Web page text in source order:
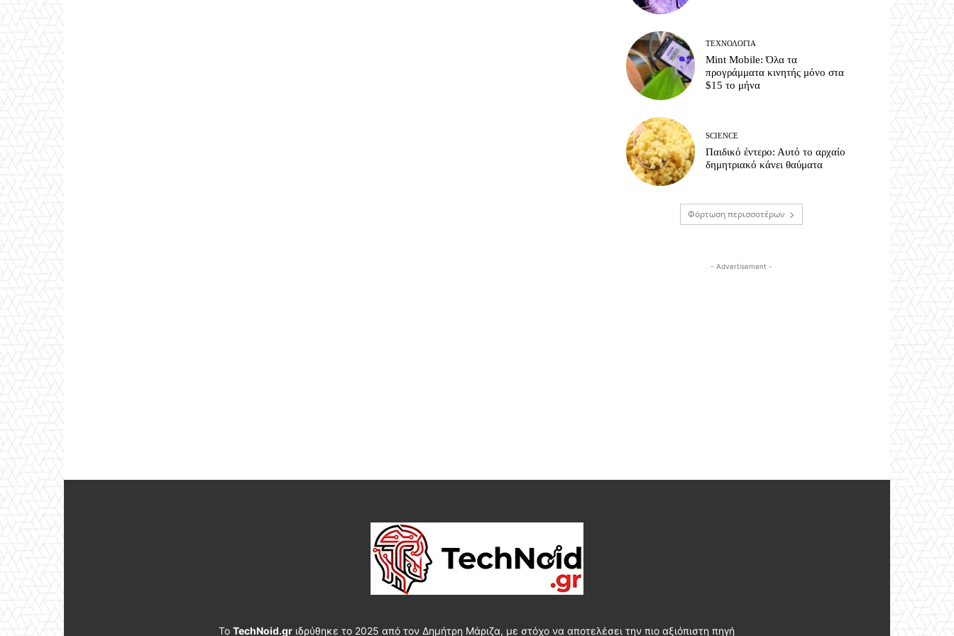
ΤΕΧΝΟΛΟΓΊΑ
Mint Mobile: Όλα τα
προγράμματα κινητής μόνο στα
$15 το μήνα
SCIENCE
Παιδικό έντερο: Αυτό το αρχαίο
δημητριακό κάνει θαύματα
Φόρτωση περισσοτέρων
- Advertisement -
ΤοTechNoid.gr ιδρύθηκε το 2025 από τον Δημήτρη Μάριζα, με στόχο να αποτελέσει την πιο αξιόπιστη πηγή